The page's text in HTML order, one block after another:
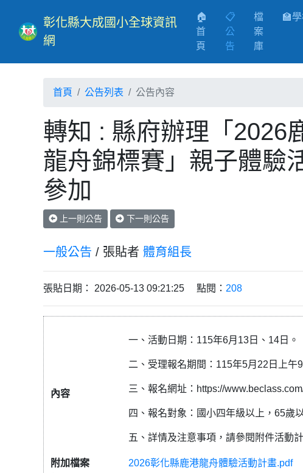
彰化縣大成國小全球資訊
網
🏠
首
頁 (current)
📋
公
告
檔
案
庫
🏫
首頁 公告列表 公告內容
轉知 : 縣府辦理「2026
龍舟錦標賽」親子體驗
參加
上一則公告 下一則公告
一般公告 / 張貼者 體育組長
張貼日期： 2026-05-13 09:21:25 點閱： 208
內容
一、活動日期：115年6月13日、14日。
二、受理報名期間：115年5月22日上午
三、報名網址：https://
四、報名對象：國小四年級以上，65歲
五、詳情及注意事項，請參閱附件活動計
附加檔案
2026彰化縣鹿港龍舟體驗活動計畫.pdf